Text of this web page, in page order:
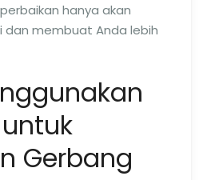
hanya akan
dan membuat Anda lebih
Gerbang